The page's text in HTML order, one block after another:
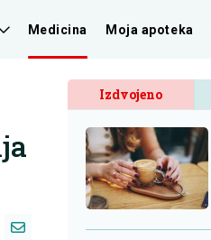
Medicina Moja apoteka
Izdvojeno